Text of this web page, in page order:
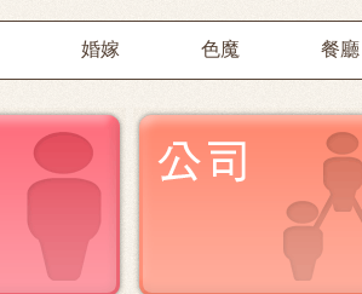
婚嫁 色魔 餐廳